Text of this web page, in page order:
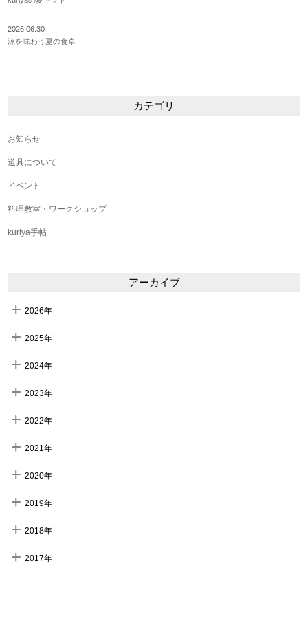
2026.06.30
涼を味わう夏の食卓
カテゴリ
お知らせ
道具について
イベント
料理教室・ワークショップ
kuriya手帖
アーカイブ
2026年
2025年
2024年
2023年
2022年
2021年
2020年
2019年
2018年
2017年